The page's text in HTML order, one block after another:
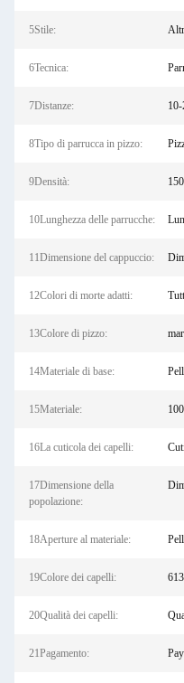
5Stile:
6Tecnica:
7Distanze:
8Tipo di parrucca in pizzo:
9Densità:
10Lunghezza delle parrucche:
11Dimensione del cappuccio:
12Colori di morte adatti:
13Colore di pizzo:
14Materiale di base:
15Materiale:
16La cuticola dei capelli:
17Dimensione della
popolazione:
18Aperture al materiale:
19Colore dei capelli: 613
20Qualità dei capelli:
21Pagamento: